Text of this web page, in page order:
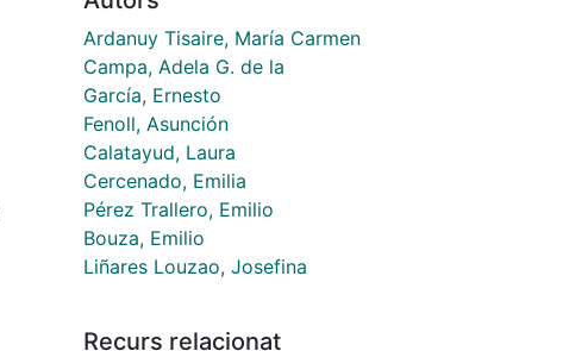
Ardanuy Tisaire, María Carmen
Campa, Adela G. de la
García, Ernesto
Fenoll, Asunción
Calatayud, Laura
Cercenado, Emilia
Pérez Trallero, Emilio
Bouza, Emilio
Liñares Louzao, Josefina
Recurs relacionat